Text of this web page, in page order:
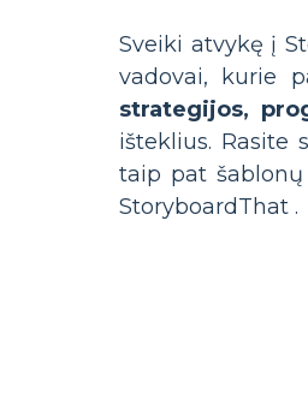
Sveiki atvykę į
vadovai, kurie
strategijos,
išteklius. Rasite
taip pat
StoryboardThat .